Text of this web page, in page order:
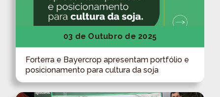
03 de Outubro de 2025
Forterra e Bayercrop apresentam portfólio e
posicionamento para cultura da soja